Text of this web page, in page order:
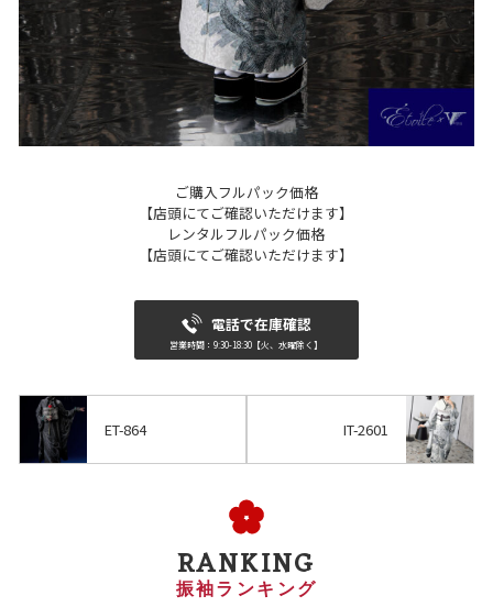
ご購入フルパック価格
【店頭にてご確認いただけます】
レンタルフルパック価格
【店頭にてご確認いただけます】
電話で在庫確認
営業時間：9:30-18:30【火、水曜除く】
ET-864 IT-2601
RANKING
振袖ランキング